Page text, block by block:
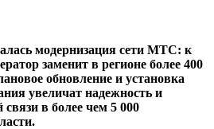
модернизация сети МТС: к
заменит в регионе более 400
обновление и установка
увеличат надежность и
связи в более чем 5 000